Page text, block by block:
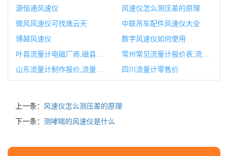
源恒通风速仪
风速仪怎么测压差的原理
微风风速仪可找逸云天
中联吊车配件风速仪大全
博越风速仪
数字风速仪如何使用
常州常见流量计报价表,流量计常见故障原因及解决方案
四川流量计零售价
上一条： 风速仪怎么测压差的原理
下一条： 测哮喘的风速仪是什么